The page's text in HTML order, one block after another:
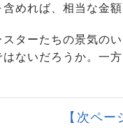
めれば、相当な金
ターたちの景気の
はないだろうか。一
【次ペ